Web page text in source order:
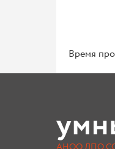
Время